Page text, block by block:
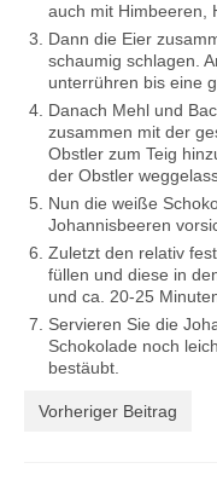
auch mit Himbeeren,
Dann die Eier
schaumig schlagen.
unterrühren bis eine
Danach Mehl und
zusammen mit der
Obstler zum Teig
der Obstler
Nun die weiße
Johannisbeeren
Zuletzt den relativ
füllen und diese in
und ca. 20-25
Servieren Sie die
Schokolade noch
bestäubt.
Vorheriger Beitrag